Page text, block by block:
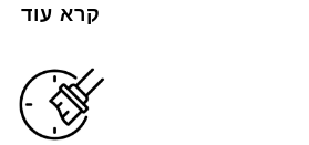
קרא עוד